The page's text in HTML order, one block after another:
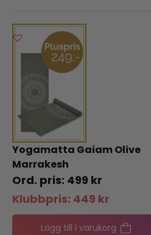
Yogamatta Gaiam Olive
Marrakesh
499 kr
Klubbpris: 449 kr
Lägg till i varukorg